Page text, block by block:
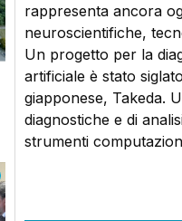
rappresenta ancora
neuroscientifiche,
Un progetto per la
artificiale è stato
giapponese, Takeda.
diagnostiche e di
strumenti